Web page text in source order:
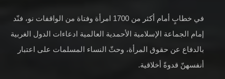
في خطابٍ أمام أكثر من 1700 امرأة وفتاة من الواقفات نو، فنّد
إمام الجماعة الإسلامية الأحمدية العالمية ادعاءات الدول الغربية
بالدفاع عن حقوق المرأة، وحثّ النساء المسلمات على اعتبار
أنفسهنّ قدوةً أخلاقية.